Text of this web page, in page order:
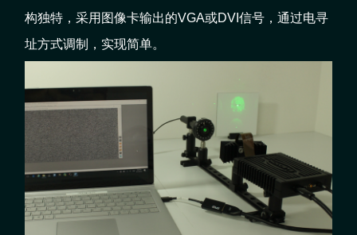
构独特，采用图像卡输出的VGA或DVI信号，通过电寻
址方式调制，实现简单。